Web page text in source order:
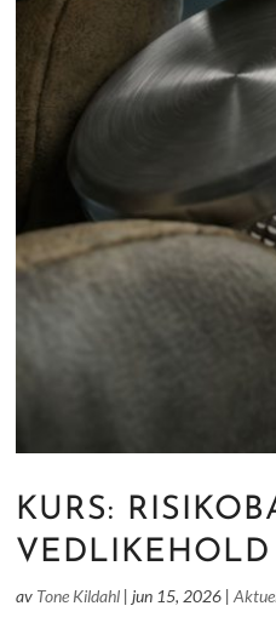
KURS:
VEDLIKEHOLD
av Tone Kildahl |jun 15, 2026 |